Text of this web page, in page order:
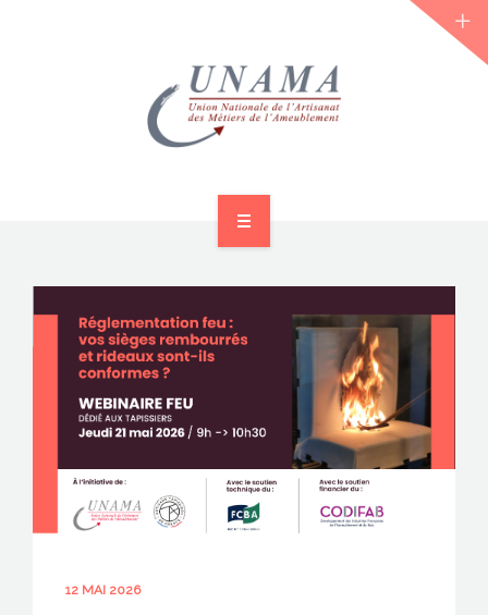
LES JOURNÉES 2026 ⌵
ACTUS & DOSSIERS
12 MAI 2026